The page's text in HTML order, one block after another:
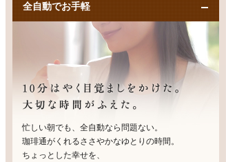
全自動でお手軽
忙しい朝でも、全自動なら問題ない。
珈琲通がくれるささやかなゆとりの時間。
ちょっとした幸せを、